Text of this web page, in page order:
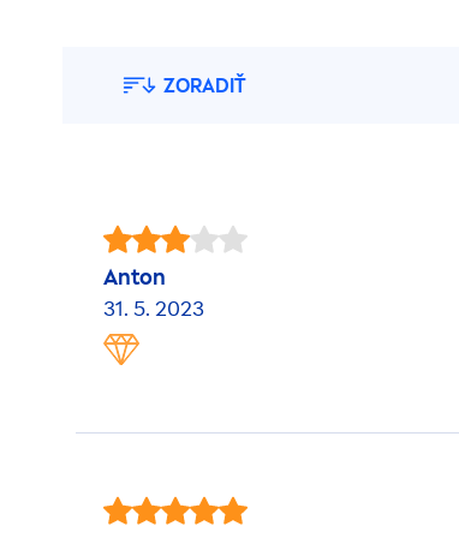
ZORADIŤ
Anton
31. 5. 2023